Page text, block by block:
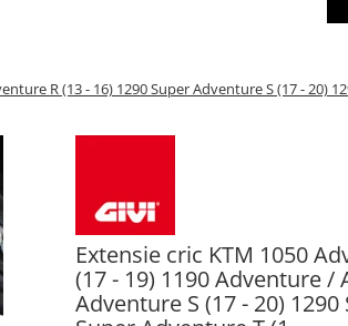
R (13 - 16) 1290 Super Adventure S (17 - 20)
Extensie cric KTM 1050
(17 - 19) 1190 Adventure /
Adventure S (17 - 20)